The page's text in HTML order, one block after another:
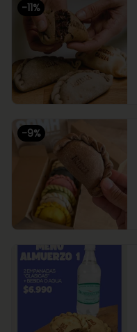
-11%
-9%